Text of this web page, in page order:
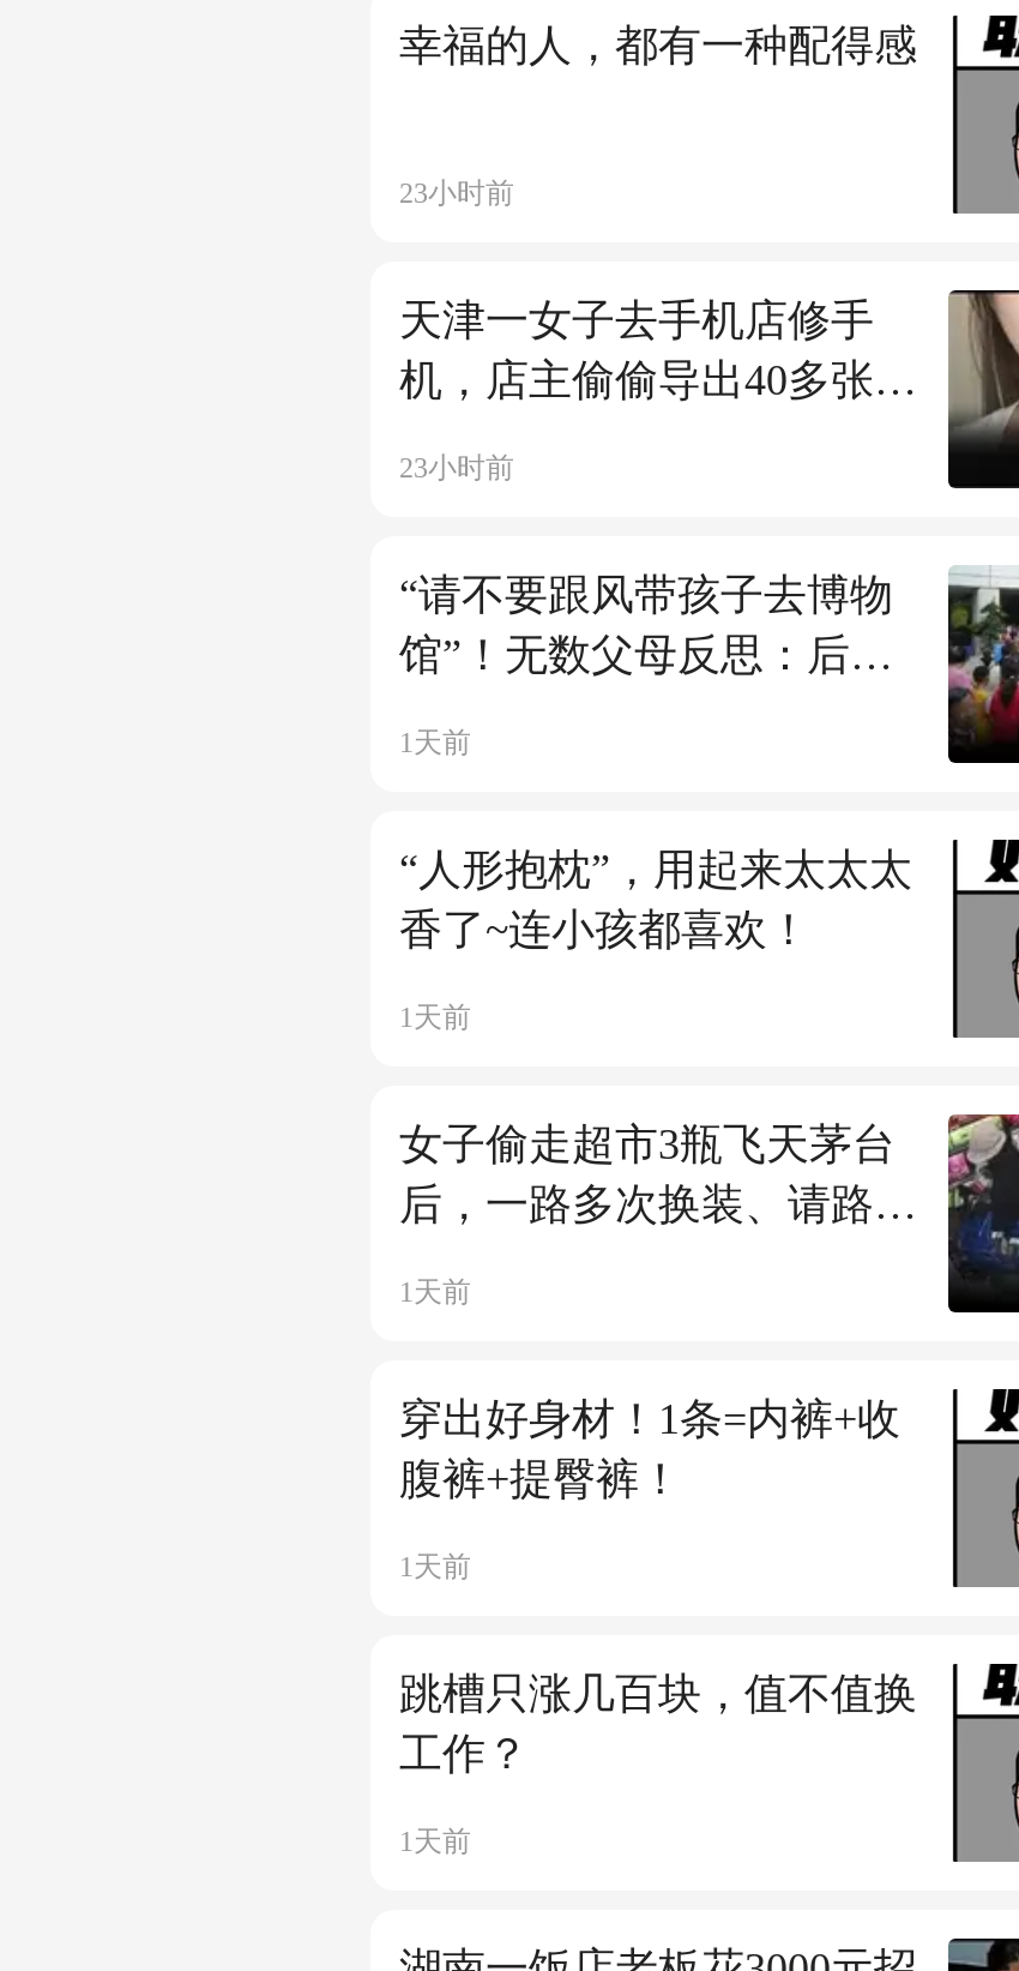
幸福的人，都有一种配得感
23小时前
天津一女子去手机店修手
机，店主偷偷导出40多张私
人照片，翻看相册微信50多
料，店主的处理方式，惹女
子不满
23小时前
“请不要跟风带孩子去博物
馆”！无数父母反思：后悔
知道太晚
1天前
“人形抱枕”，用起来太太太
香了~连小孩都喜欢！
1天前
女子偷走超市3瓶飞天茅台
后，一路多次换装、请路人
帮忙代叫网约车、故意错按
反侦查意识远超常人
1天前
穿出好身材！1条=内裤+收
腹裤+提臀裤！
1天前
跳槽只涨几百块，值不值换
工作？
1天前